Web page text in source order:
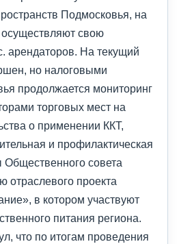
Подмосковья, на
свою
арендаторов. На текущий
но налоговыми
продолжается мониторинг
торговых мест на
о применении ККТ,
и профилактическая
совета
отраслевого проекта
в котором участвуют
питания региона.
что по итогам проведения